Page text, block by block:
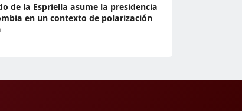
de la Espriella asume la presidencia
en un contexto de polarización